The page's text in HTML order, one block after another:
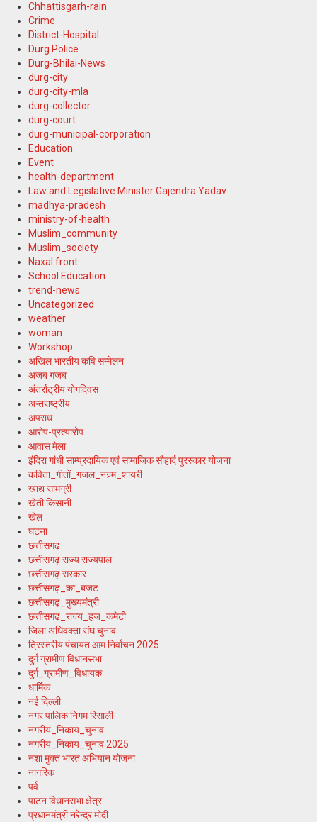
Chhattisgarh-rain
Crime
District-Hospital
Durg Police
Durg-Bhilai-News
durg-city
durg-city-mla
durg-collector
durg-court
durg-municipal-corporation
Education
Event
health-department
Law and Legislative Minister Gajendra Yadav
madhya-pradesh
ministry-of-health
Muslim_community
Muslim_society
Naxal front
School Education
trend-news
Uncategorized
weather
woman
Workshop
अखिल भारतीय कवि सम्मेलन
अजब गजब
अंतर्राट्रीय योगदिवस
अन्तराष्ट्रीय
अपराध
आरोप-प्रत्यारोप
आवास मेला
इंदिरा गांधी साम्प्रदायिक एवं सामाजिक सौहार्द पुरस्कार योजना
कविता_गीतों_गजल_नज़्म_शायरी
खाद्य सामग्री
खेती किसानी
खेल
घटना
छत्तीसगढ़
छत्तीसगढ़ राज्य राज्यपाल
छत्तीसगढ़ सरकार
छत्तीसगढ़_का_बजट
छत्तीसगढ़_मुख्यमंत्री
छत्तीसगढ़_राज्य_हज_कमेटी
जिला अधिवक्ता संघ चुनाव
त्रिस्तरीय पंचायत आम निर्वाचन 2025
दुर्ग ग्रामीण विधानसभा
दुर्ग_ग्रामीण_विधायक
धार्मिक
नई दिल्ली
नगर पालिक निगम रिसाली
नगरीय_निकाय_चुनाव
नगरीय_निकाय_चुनाव 2025
नशा मुक्त भारत अभियान योजना
नागरिक
पर्व
पाटन विधानसभा क्षेत्र
प्रधानमंत्री नरेन्द्र मोदी